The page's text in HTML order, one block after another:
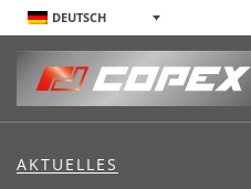
DEUTSCH
AKTUELLES